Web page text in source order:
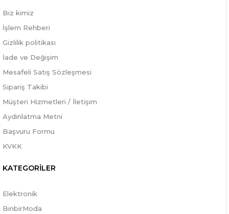
Biz kimiz
İşlem Rehberi
Gizlilik politikası
İade ve Değişim
Mesafeli Satış Sözleşmesi
Sipariş Takibi
Müşteri Hizmetleri / İletişim
Aydınlatma Metni
Başvuru Formu
KVKK
KATEGORİLER
Elektronik
BinbirModa